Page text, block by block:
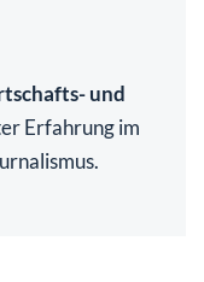
und
Erfahrung im